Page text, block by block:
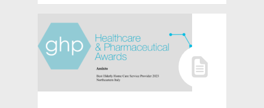
Provider of the Year 2024 –
Italy